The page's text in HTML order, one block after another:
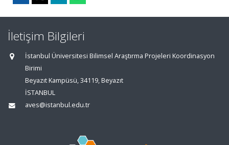
İletişim Bilgileri
İstanbul Üniversitesi Bilimsel Araştırma Projeleri Koordinasyon
Birimi
Beyazıt Kampüsü, 34119, Beyazıt
İSTANBUL
aves@istanbul.edu.tr